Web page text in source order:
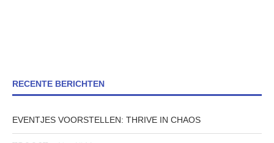
RECENTE BERICHTEN
EVENTJES VOORSTELLEN: THRIVE IN CHAOS